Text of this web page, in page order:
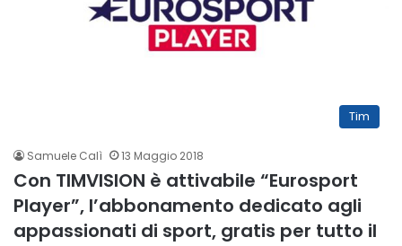
Tim
Samuele Calì 13 Maggio 2018
Con TIMVISION è attivabile “Eurosport
Player”, l’abbonamento dedicato agli
appassionati di sport, gratis per tutto il